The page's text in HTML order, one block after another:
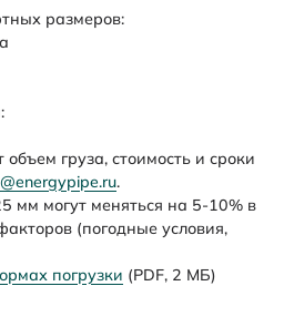
размеров:
груза, стоимость и сроки
.
мм могут меняться на 5-10% в
(погодные условия,
погрузки (PDF, 2 МБ)